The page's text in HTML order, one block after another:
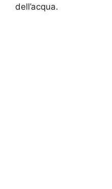
dell’acqua.